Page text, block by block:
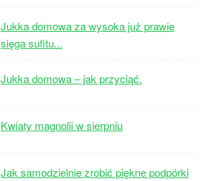
Jukka domowa za wysoka już prawie
sięga sufitu...
Jukka domowa – jak przyciąć.
Kwiaty magnolii w sierpniu
Jak samodzielnie zrobić piękne podpórki